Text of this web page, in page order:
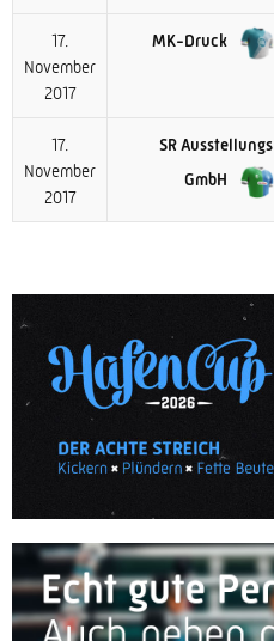
17.
November
2017
MK-Druck
17.
November
2017
SR Ausstellungs
GmbH